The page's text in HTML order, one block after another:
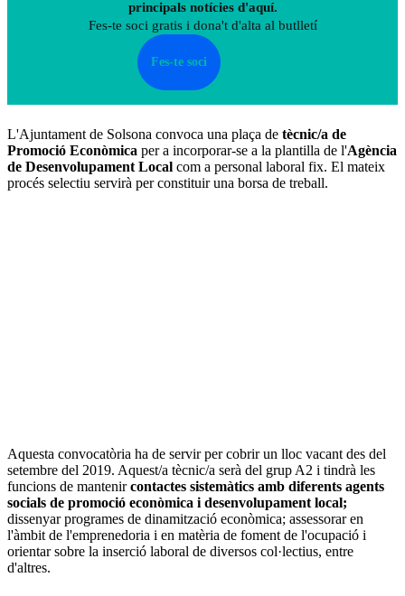
principals notícies d'aquí.
Fes-te soci gratis i dona't d'alta al butlletí
Fes-te soci
L'Ajuntament de Solsona convoca una plaça de tècnic/a de
Promoció Econòmica per a incorporar-se a la plantilla de l'Agència
de Desenvolupament Local com a personal laboral fix. El mateix
procés selectiu servirà per constituir una borsa de treball.
Aquesta convocatòria ha de servir per cobrir un lloc vacant des del
setembre del 2019. Aquest/a tècnic/a serà del grup A2 i tindrà les
funcions de mantenircontactes sistemàtics amb diferents agents
socials de promoció econòmica i desenvolupament local;
dissenyar programes de dinamització econòmica; assessorar en
l'àmbit de l'emprenedoria i en matèria de foment de l'ocupació i
orientar sobre la inserció laboral de diversos col·lectius, entre
d'altres.